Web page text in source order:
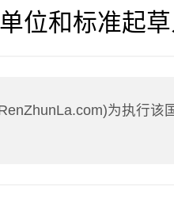
位和标准起
为执行该